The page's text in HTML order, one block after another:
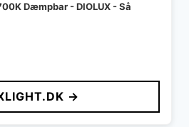
Dæmpbar - DIOLUX - Så
→